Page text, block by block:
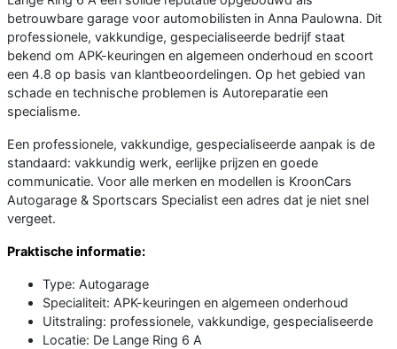
betrouwbare garage voor automobilisten in Anna Paulowna. Dit
professionele, vakkundige, gespecialiseerde bedrijf staat
bekend om APK-keuringen en algemeen onderhoud en scoort
een 4.8 op basis van klantbeoordelingen. Op het gebied van
schade en technische problemen is Autoreparatie een
specialisme.
Een professionele, vakkundige, gespecialiseerde aanpak is de
standaard: vakkundig werk, eerlijke prijzen en goede
communicatie. Voor alle merken en modellen is KroonCars
Autogarage & Sportscars Specialist een adres dat je niet snel
vergeet.
Praktische informatie:
Type: Autogarage
Specialiteit: APK-keuringen en algemeen onderhoud
Uitstraling: professionele, vakkundige, gespecialiseerde
Locatie: De Lange Ring 6 A